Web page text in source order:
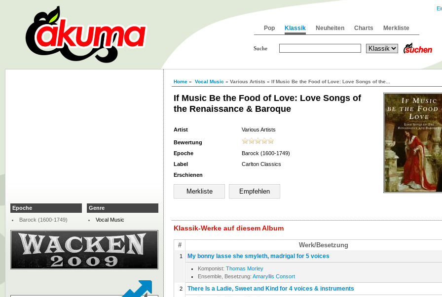
Home » Vocal Music » Various Artists » If Music Be the Food of Love: Love Songs of the...
If Music Be the Food of Love: Love Songs of
the Renaissance & Baroque
Artist Various Artists
Bewertung
Epoche
Barock (1600-1749)
Label
Carlton Classics
Erschienen
Klassik-Werke auf diesem Album
# Werk/Besetzung
1 My bonny lasse she smyleth, madrigal for 5 voices
Komponist: Thomas Morley
Ensemble, Besetzung: Amaryllis Consort
2 There Is a Ladie, Sweet and Kind for 4 voices & instruments
Epoche
Barock (1600-1749)
Genre
Vocal Music
Pop Klassik Neuheiten Charts Merkliste
Suche